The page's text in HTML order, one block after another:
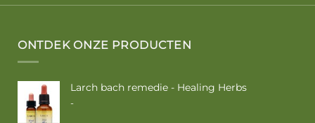
ONTDEK ONZE PRODUCTEN
Larch bach remedie - Healing Herbs
-Prijsklasse: